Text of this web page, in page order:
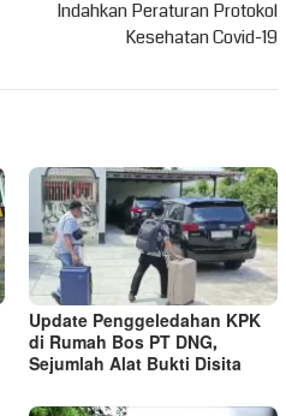
Indahkan Peraturan Protokol
Kesehatan Covid-19
Update Penggeledahan KPK
di Rumah Bos PT DNG,
Sejumlah Alat Bukti Disita